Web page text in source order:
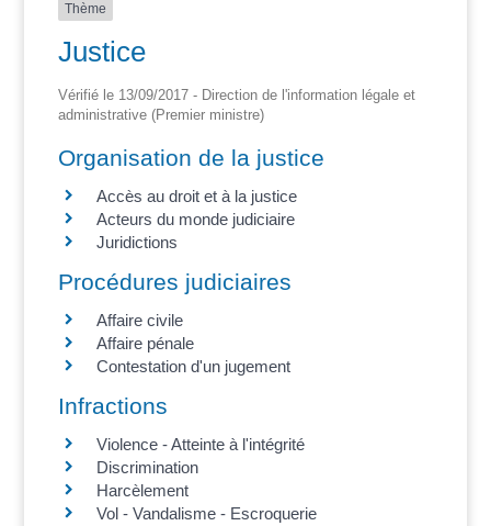
Thème
Justice
Vérifié le 13/09/2017 - Direction de l'information légale et
administrative (Premier ministre)
Organisation de la justice
Accès au droit et à la justice
Acteurs du monde judiciaire
Juridictions
Procédures judiciaires
Affaire civile
Affaire pénale
Contestation d'un jugement
Infractions
Violence - Atteinte à l'intégrité
Discrimination
Harcèlement
Vol - Vandalisme - Escroquerie